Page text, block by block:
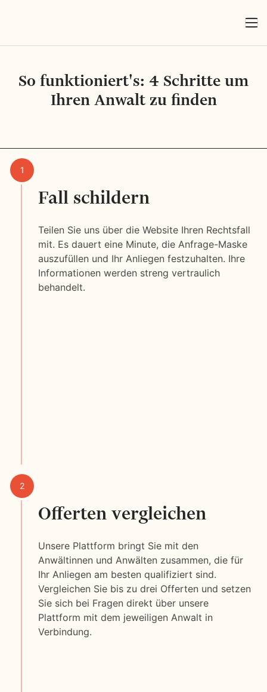
So funktioniert's: 4 Schritte um
Ihren Anwalt zu finden
Fall schildern
Teilen Sie uns über die Website Ihren Rechtsfall
mit. Es dauert eine Minute, die Anfrage-Maske
auszufüllen und Ihr Anliegen festzuhalten. Ihre
Informationen werden streng vertraulich
behandelt.
Offerten vergleichen
Unsere Plattform bringt Sie mit den
Anwältinnen und Anwälten zusammen, die für
Ihr Anliegen am besten qualifiziert sind.
Vergleichen Sie bis zu drei Offerten und setzen
Sie sich bei Fragen direkt über unsere
Plattform mit dem jeweiligen Anwalt in
Verbindung.